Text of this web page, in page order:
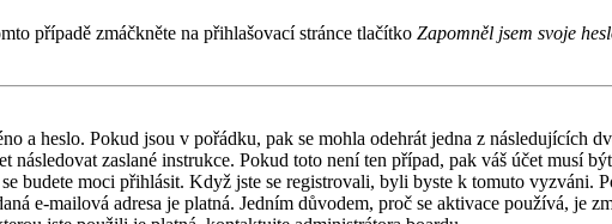
případě zmáčkněte na přihlašovací stránce tlačítko Zapomněl jsem svoje
a heslo. Pokud jsou v pořádku, pak se mohla odehrát jedna z následujících
následovat zaslané instrukce. Pokud toto není ten případ, pak váš účet musí
budete moci přihlásit. Když jste se registrovali, byli byste k tomuto vyzváni.
e-mailová adresa je platná. Jedním důvodem, proč se aktivace používá, je